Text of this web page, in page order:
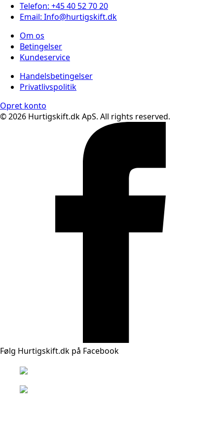
Telefon: +45 40 52 70 20
Email: Info@hurtigskift.dk
Om os
Betingelser
Kundeservice
Handelsbetingelser
Privatlivspolitik
Opret konto
© 2026 Hurtigskift.dk ApS. All rights reserved.
Følg Hurtigskift.dk på Facebook